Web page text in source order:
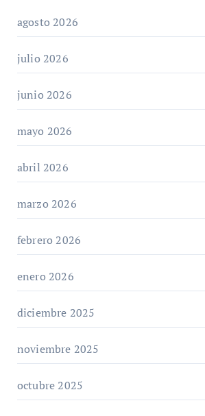
agosto 2026
julio 2026
junio 2026
mayo 2026
abril 2026
marzo 2026
febrero 2026
enero 2026
diciembre 2025
noviembre 2025
octubre 2025